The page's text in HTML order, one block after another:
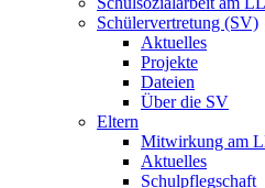
Schülervertretung (SV)
Aktuelles
Projekte
Dateien
Über die SV
Eltern
Mitwirkung am
Aktuelles
Schulpflegschaft